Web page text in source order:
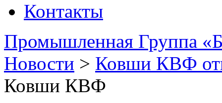
Контакты
Промышленная Группа
Новости > Ковши КВФ
Ковши КВФ